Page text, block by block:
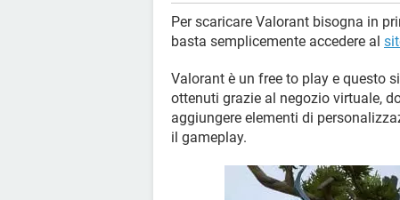
Per scaricare Valorant bisogna in
basta semplicemente accedere al
Valorant è un free to play e questo
ottenuti grazie al negozio virtuale,
aggiungere elementi di
il gameplay.